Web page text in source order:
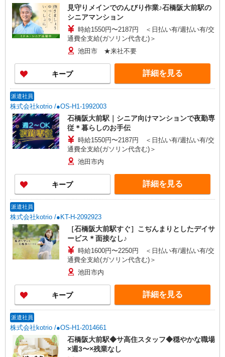
見守りメインでのんびり作業♪石橋阪大前駅の
シニアマンション
時給1550円〜2187円 ＜日払い有/週払い有/交
通費全支給(ガソリン代含む)＞
池田市 ★来社不要
キープ 詳細を見る
派遣社員
株式会社kotrio /●OS-H1-1992003
石橋阪大前駅｜シニア向けマンションで夜勤専
従＊暮らしのお手伝
時給1550円〜2187円 ＜日払い有/週払い有/交
通費全支給(ガソリン代含む)＞
池田市内
キープ 詳細を見る
派遣社員
株式会社kotrio /●KT-H-2092923
［石橋阪大前駅すぐ］こぢんまりとしたデイサ
ービス＊面接なし♪
時給1600円〜2250円 ＜日払い有/週払い有/交
通費全支給(ガソリン代含む)＞
池田市内
キープ 詳細を見る
派遣社員
株式会社kotrio /●OS-H1-2014661
石橋阪大前駅◆サ高住スタッフ◆穏やかな職場
×週3〜×残業なし